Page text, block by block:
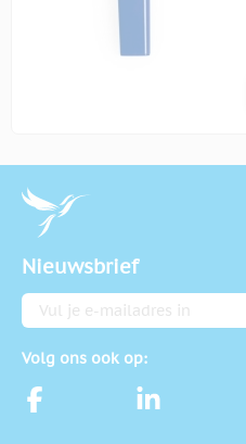
Nieuwsbrief
E-mailadres
Volg ons ook op: